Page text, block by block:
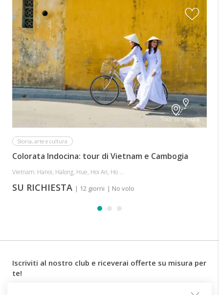
Tour su misura
Storia, arte e cultura
Colorata Indocina: tour di Vietnam e Cambogia
Vietnam: Hanoi, Halong, Hue, Hoi An, Ho ...
SU RICHIESTA | 12 giorni | No volo
Iscriviti al nostro club e riceverai offerte su misura per
te!